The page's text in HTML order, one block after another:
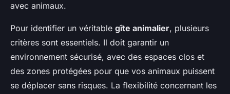
avec animaux.
Pour identifier un véritable gîte animalier, plusieurs
critères sont essentiels. Il doit garantir un
environnement sécurisé, avec des espaces clos et
des zones protégées pour que vos animaux puissent
se déplacer sans risques. La flexibilité concernant les